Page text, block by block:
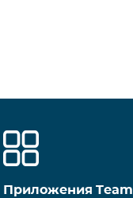
Приложения Team